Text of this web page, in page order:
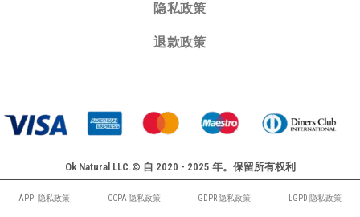
隐私政策
退款政策
Ok Natural LLC.© 自 2020 - 2025 年。保留所有权利
APPI 隐私政策 CCPA 隐私政策 GDPR 隐私政策 LGPD 隐私政策